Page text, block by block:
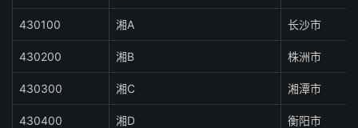
430100 湘A 长沙市
430200 湘B 株洲市
430300 湘C 湘潭市
430400 湘D 衡阳市